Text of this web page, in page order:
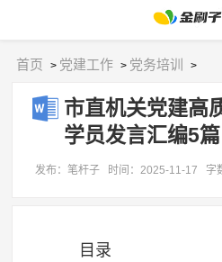
首页 > 党建工作 > 党务培训 >
市直机关党建高
学员发言汇编5篇
发布：笔杆子 时间：2025-11-17 字
目录